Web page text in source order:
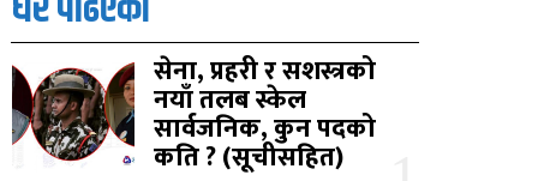
सेना, प्रहरी र सशस्त्रको
नयाँ तलब स्केल
सार्वजनिक, कुन पदको
कति ? (सूचीसहित)